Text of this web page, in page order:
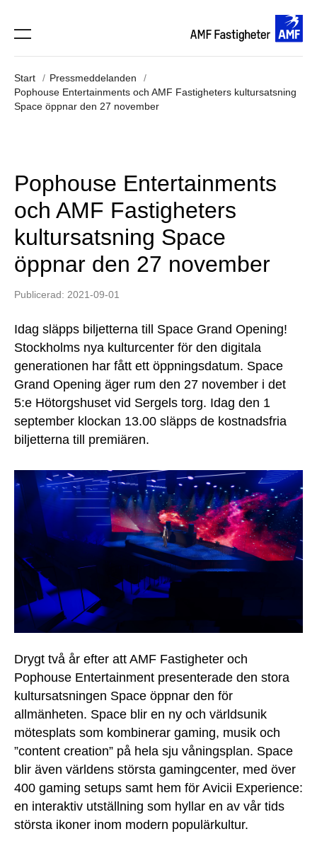
Start
Pressmeddelanden
Pophouse Entertainments och AMF Fastigheters kultursatsning
Space öppnar den 27 november
Pophouse Entertainments
och AMF Fastigheters
kultursatsning Space
öppnar den 27 november
Publicerad: 2021-09-01
Idag släpps biljetterna till Space Grand Opening!
Stockholms nya kulturcenter för den digitala
generationen har fått ett öppningsdatum. Space
Grand Opening äger rum den 27 november i det
5:e Hötorgshuset vid Sergels torg. Idag den 1
september klockan 13.00 släpps de kostnadsfria
biljetterna till premiären.
Drygt två år efter att AMF Fastigheter och
Pophouse Entertainment presenterade den stora
kultursatsningen Space öppnar den för
allmänheten. Space blir en ny och världsunik
mötesplats som kombinerar gaming, musik och
”content creation” på hela sju våningsplan. Space
blir även världens största gamingcenter, med över
400 gaming setups samt hem för Avicii Experience:
en interaktiv utställning som hyllar en av vår tids
största ikoner inom modern populärkultur.